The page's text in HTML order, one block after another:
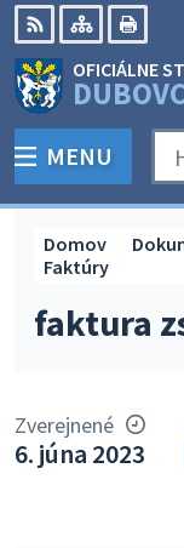
Preskočiť
na
obsah
RSS Mapa
OFICIÁLNE
MENU
faktura
Domov
Faktúry
Zverejnené
6. júna 2023